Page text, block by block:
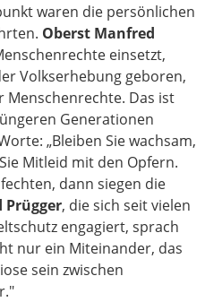
waren die persönlichen
Oberst Manfred
einsetzt,
Volkserhebung geboren,
Menschenrechte. Das ist
Generationen
„Bleiben Sie wachsam,
Mitleid mit den Opfern.
dann siegen die
Prügger, die sich seit vielen
engagiert, sprach
nur ein Miteinander, das
sein zwischen